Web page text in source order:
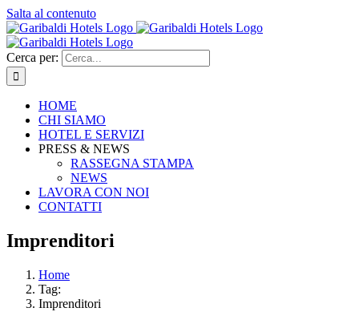
Salta al contenuto
Cerca per:
HOME
CHI SIAMO
HOTEL E SERVIZI
PRESS & NEWS
RASSEGNA STAMPA
NEWS
LAVORA CON NOI
CONTATTI
Imprenditori
Home
Tag:
Imprenditori